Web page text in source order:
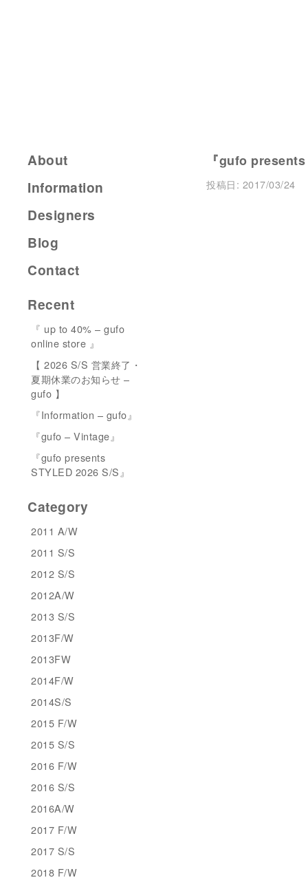
『gufo
投稿日: 2017/03/24
About
Information
Designers
Blog
Contact
Recent
『 up to 40% – gufo
online store 』
【 2026 S/S 営業終了・
夏期休業のお知らせ –
gufo 】
『Information – gufo』
『gufo – Vintage』
『gufo presents
STYLED 2026 S/S』
Category
2011 A/W
2011 S/S
2012 S/S
2012A/W
2013 S/S
2013F/W
2013FW
2014F/W
2014S/S
2015 F/W
2015 S/S
2016 F/W
2016 S/S
2016A/W
2017 F/W
2017 S/S
2018 F/W